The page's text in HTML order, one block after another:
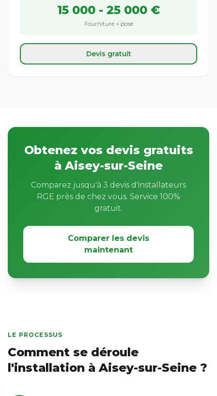
15 000 - 25 000 €
Fourniture + pose
Devis gratuit
Obtenez vos devis gratuits
à Aisey-sur-Seine
Comparez jusqu'à 3 devis d'installateurs
RGE près de chez vous. Service 100%
gratuit.
Comparer les devis
maintenant
LE PROCESSUS
Comment se déroule
l'installation à Aisey-sur-Seine ?